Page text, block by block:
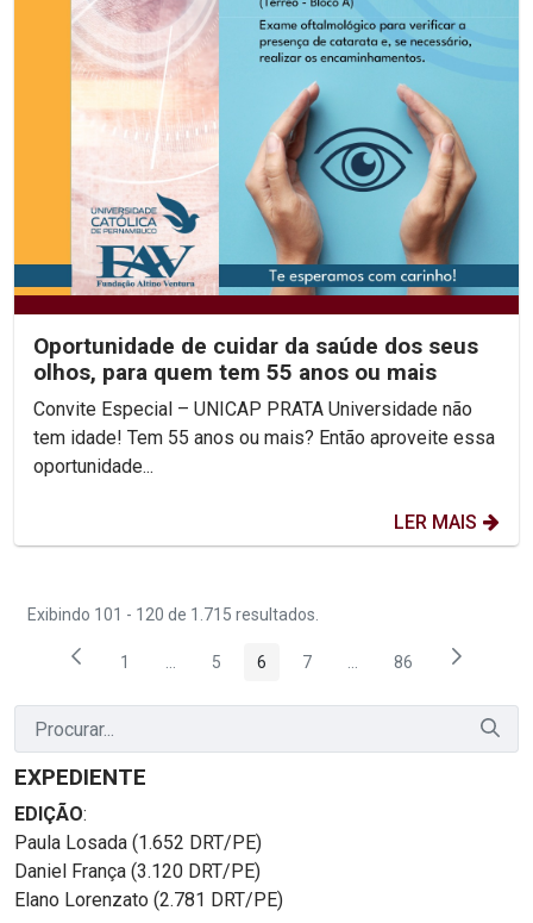
Oportunidade de cuidar da saúde dos seus
olhos, para quem tem 55 anos ou mais
Convite Especial – UNICAP PRATA Universidade não
tem idade! Tem 55 anos ou mais? Então aproveite essa
oportunidade...
LER MAIS
Exibindo 101 - 120 de 1.715 resultados.
Página
1 Páginas intermediárias Usar ABA para navegar.
Página
5 Página
6 Página
7 Páginas intermediárias
Página
86
EXPEDIENTE
EDIÇÃO:
Paula Losada (1.652 DRT/PE)
Daniel França (3.120 DRT/PE)
Elano Lorenzato (2.781 DRT/PE)